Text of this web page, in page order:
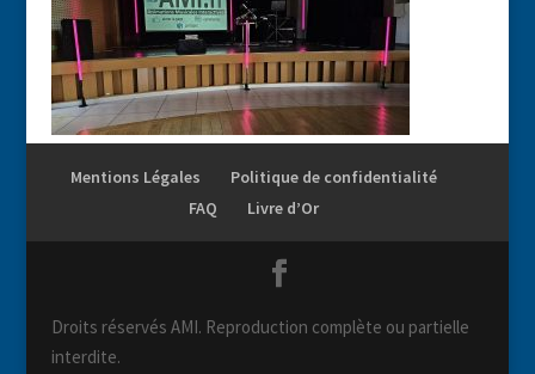
Mentions Légales
Politique de confidentialité
FAQ
Livre d’Or
Droits réservés AMI. Reproduction complète ou partielle
interdite.